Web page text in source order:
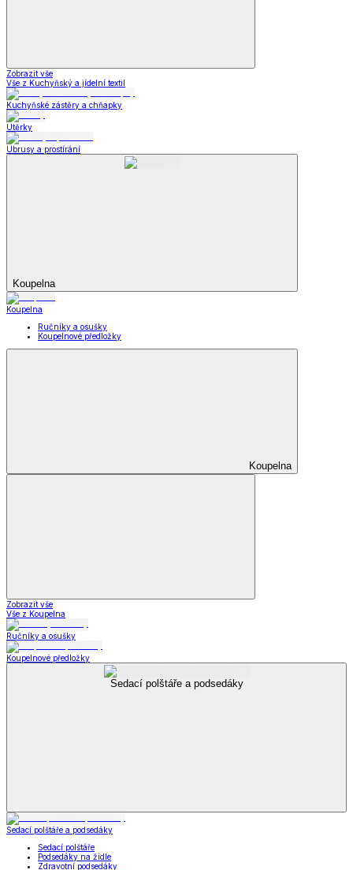
Zobrazit vše
Vše z Kuchyňský a jídelní textil
Kuchyňské zástěry a chňapky
Utěrky
Ubrusy a prostírání
Koupelna
Koupelna
Ručníky a osušky
Koupelnové předložky
Koupelna
Zobrazit vše
Vše z Koupelna
Ručníky a osušky
Koupelnové předložky
Sedací polštáře a podsedáky
Sedací polštáře a podsedáky
Sedací polštáře
Podsedáky na židle
Zdravotní podsedáky